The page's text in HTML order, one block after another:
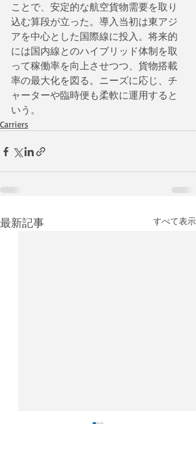
ことで、安定的な航空貨物需要を取り
込む算段が立った。導入当初は東アジ
アを中心とした国際線に投入。将来的
には国内線とのハイブリッド体制を取
って稼働率を向上させつつ、貨物搭載
率の最大化を図る。ニーズに応じ、チ
ャーターや臨時便も柔軟に運用すると
いう。
Carriers
最新記事 すべて表示